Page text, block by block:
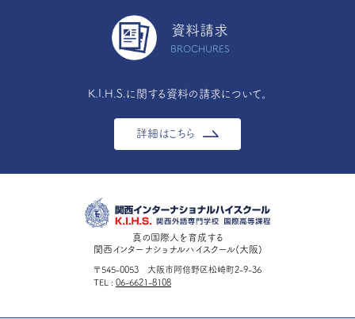
資料請求
BROCHURES
K.I.H.S.に関する資料の請求について。
詳細はこちら
真の国際人を育成する
関西インターナショナルハイスクール(大阪)
〒545-0053 大阪市阿倍野区松崎町2-9-36
TEL
06-6621-8108